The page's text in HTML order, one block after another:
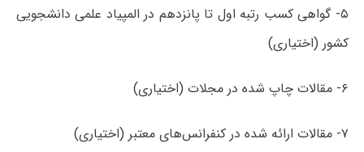
۵- گواهی کسب رتبه اول تا پانزدهم در المپیاد علمی دانشجویی
کشور (اختیاری)
۶- مقالات چاپ شده در مجلات (اختیاری)
۷- مقالات ارائه شده در کنفرانس‌های معتبر (اختیاری)